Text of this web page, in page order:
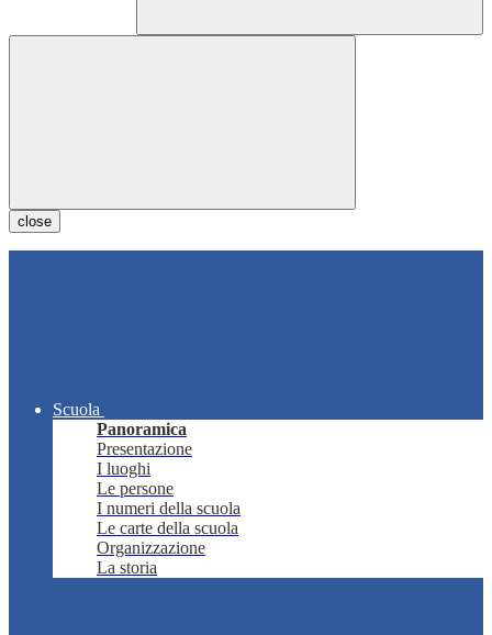
close
Scuola
Panoramica
Presentazione
I luoghi
Le persone
I numeri della scuola
Le carte della scuola
Organizzazione
La storia